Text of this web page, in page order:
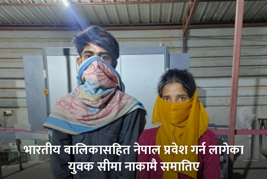
भारतीय बालिकासहित नेपाल प्रवेश गर्न लागेका
युवक सीमा नाकामै समातिए